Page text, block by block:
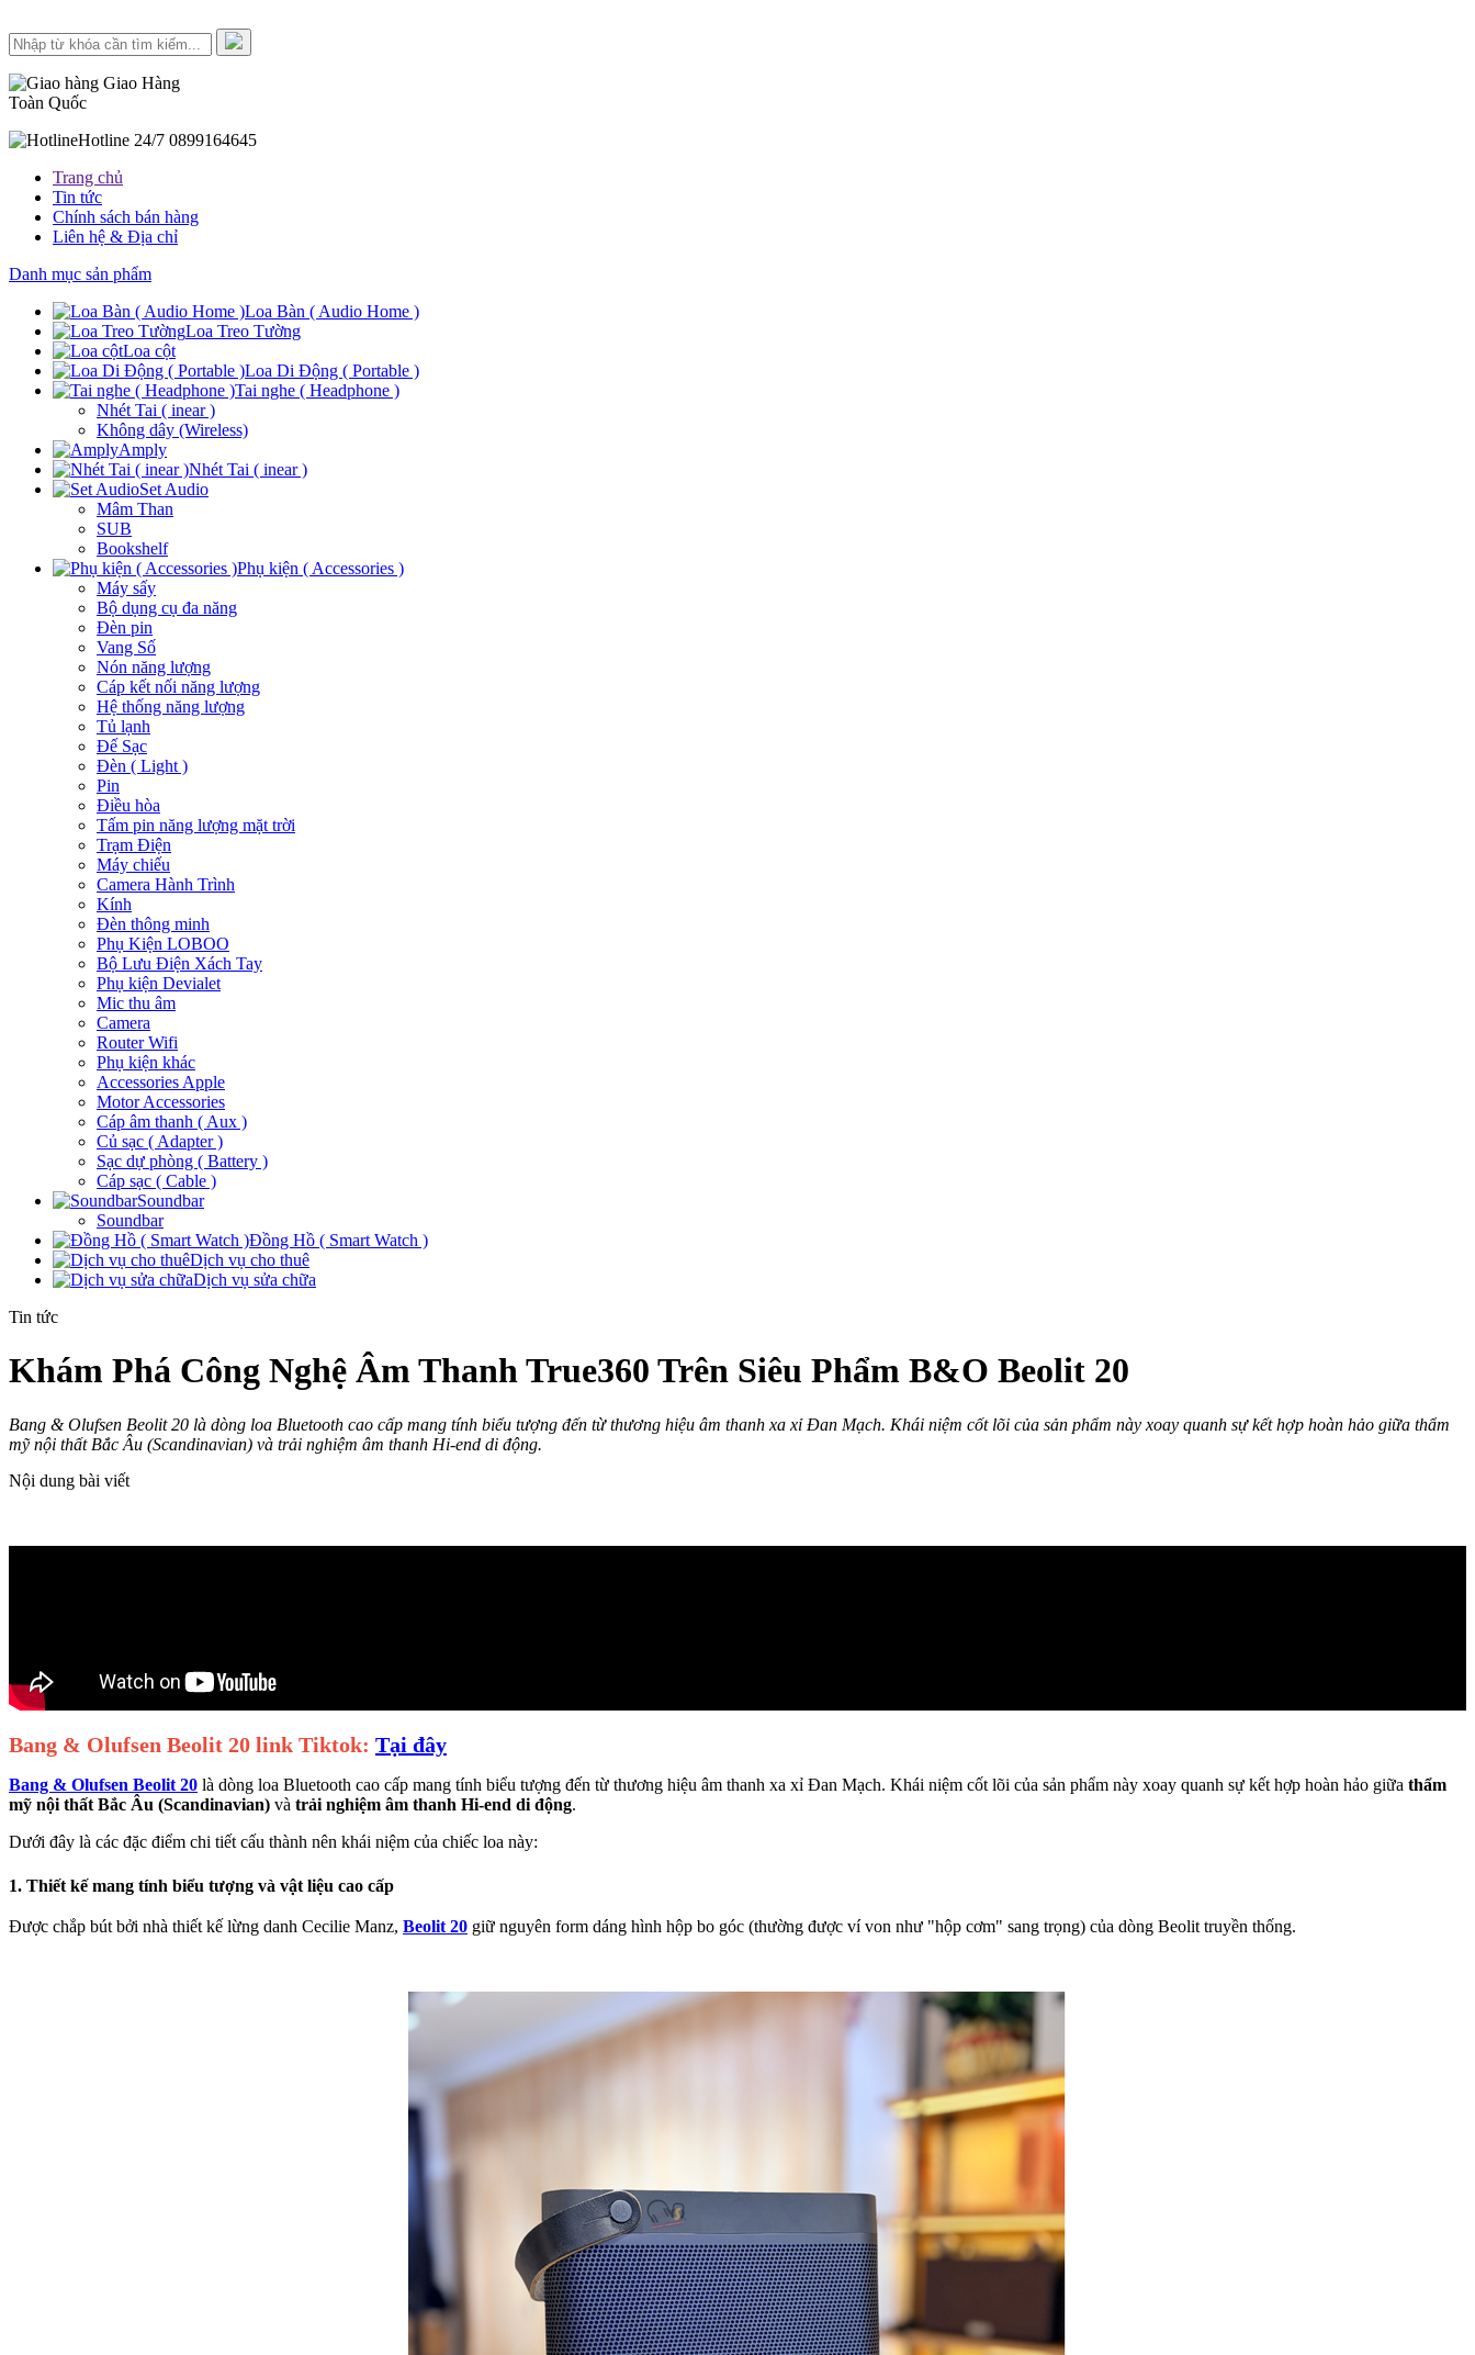
Giao Hàng
Toàn Quốc
Hotline 24/7 0899164645
Trang chủ
Tin tức
Chính sách bán hàng
Liên hệ & Địa chỉ
Danh mục sản phẩm
Loa Bàn ( Audio Home )
Loa Treo Tường
Loa cột
Loa Di Động ( Portable )
Tai nghe ( Headphone )
Nhét Tai ( inear )
Không dây (Wireless)
Amply
Nhét Tai ( inear )
Set Audio
Mâm Than
SUB
Bookshelf
Phụ kiện ( Accessories )
Máy sấy
Bộ dụng cụ đa năng
Đèn pin
Vang Số
Nón năng lượng
Cáp kết nối năng lượng
Hệ thống năng lượng
Tủ lạnh
Đế Sạc
Đèn ( Light )
Pin
Điều hòa
Tấm pin năng lượng mặt trời
Trạm Điện
Máy chiếu
Camera Hành Trình
Kính
Đèn thông minh
Phụ Kiện LOBOO
Bộ Lưu Điện Xách Tay
Phụ kiện Devialet
Mic thu âm
Camera
Router Wifi
Phụ kiện khác
Accessories Apple
Motor Accessories
Cáp âm thanh ( Aux )
Củ sạc ( Adapter )
Sạc dự phòng ( Battery )
Cáp sạc ( Cable )
Soundbar
Soundbar
Đồng Hồ ( Smart Watch )
Dịch vụ cho thuê
Dịch vụ sửa chữa
Tin tức
Khám Phá Công Nghệ Âm Thanh True360 Trên Siêu Phẩm B&O Beolit 20
Bang & Olufsen Beolit 20 là dòng loa Bluetooth cao cấp mang tính biểu tượng đến từ thương hiệu âm thanh xa xỉ Đan Mạch. Khái niệm cốt lõi của sản phẩm này xoay quanh sự kết hợp hoàn hảo giữa thẩm
mỹ nội thất Bắc Âu (Scandinavian) và trải nghiệm âm thanh Hi-end di động.
Nội dung bài viết
Bang & Olufsen Beolit 20 link Tiktok: Tại đây
Bang & Olufsen Beolit 20 là dòng loa Bluetooth cao cấp mang tính biểu tượng đến từ thương hiệu âm thanh xa xỉ Đan Mạch. Khái niệm cốt lõi của sản phẩm này xoay quanh sự kết hợp hoàn hảo giữa thẩm
mỹ nội thất Bắc Âu (Scandinavian) và trải nghiệm âm thanh Hi-end di động.
Dưới đây là các đặc điểm chi tiết cấu thành nên khái niệm của chiếc loa này:
1. Thiết kế mang tính biểu tượng và vật liệu cao cấp
Được chắp bút bởi nhà thiết kế lừng danh Cecilie Manz, Beolit 20 giữ nguyên form dáng hình hộp bo góc (thường được ví von như "hộp cơm" sang trọng) của dòng Beolit truyền thống.